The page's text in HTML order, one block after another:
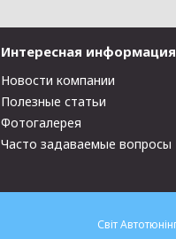
Интересная информация
Новости компании
Полезные статьи
Фотогалерея
Часто задаваемые вопросы